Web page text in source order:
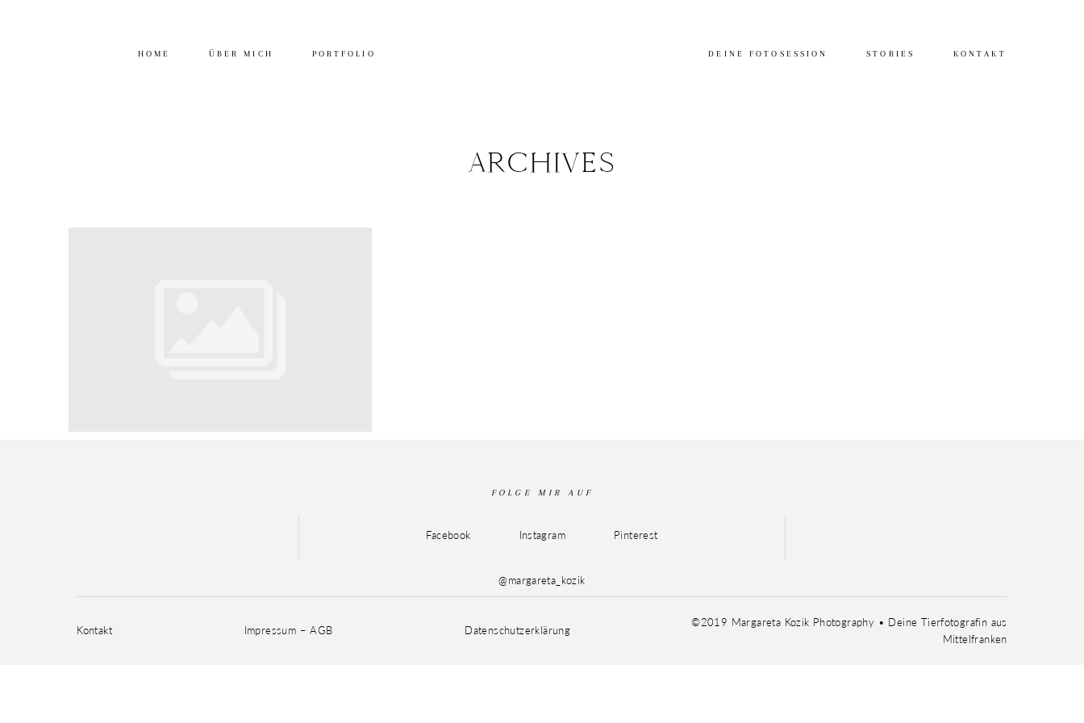
HOME ÜBER MICH PORTFOLIO DEINE FOTOSESSION STORIES KONTAKT
ARCHIVES
FOLGE MIR AUF
Facebook Instagram Pinterest
@margareta_kozik
Kontakt Impressum – AGB Datenschutzerklärung
©2019 Margareta Kozik Photography • Deine Tierfotografin aus
Mittelfranken